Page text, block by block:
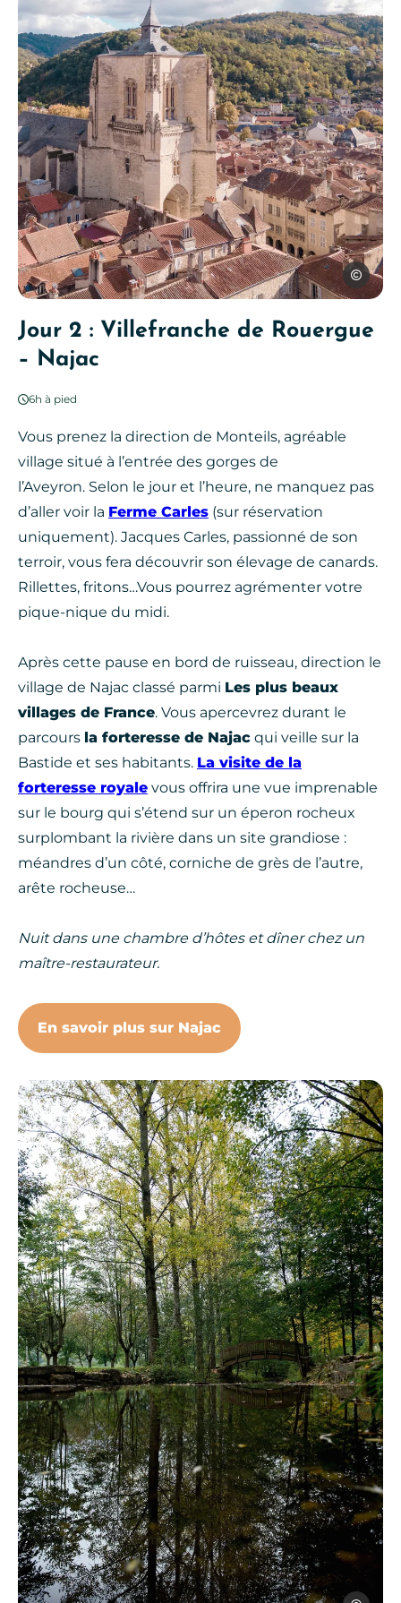
Villefranche de Rouergue, © Cédric Manoukian
Cédric
Jour 2 : Villefranche de Rouergue
– Najac
6h à pied
Vous prenez la direction de Monteils, agréable
village situé à l’entrée des gorges de
l’Aveyron. Selon le jour et l’heure, ne manquez pas
d’aller voir la Ferme Carles (sur réservation
uniquement). Jacques Carles, passionné de son
terroir, vous fera découvrir son élevage de canards.
Rillettes, fritons…Vous pourrez agrémenter votre
pique-nique du midi.
Après cette pause en bord de ruisseau, direction le
village de Najac classé parmi Les plus beaux
villages de France. Vous apercevrez durant le
parcours la forteresse de Najac qui veille sur la
Bastide et ses habitants. La visite de la
forteresse royale vous offrira une vue imprenable
sur le bourg qui s’étend sur un éperon rocheux
surplombant la rivière dans un site grandiose :
méandres d’un côté, corniche de grès de l’autre,
arête rocheuse…
Nuit dans une chambre d’hôtes et dîner chez un
maître-restaurateur.
En savoir plus sur Najac